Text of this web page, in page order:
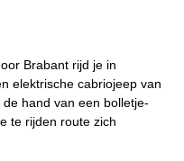
Brabant rijd je in
elektrische cabriojeep van
hand van een bolletje-
te rijden route zich